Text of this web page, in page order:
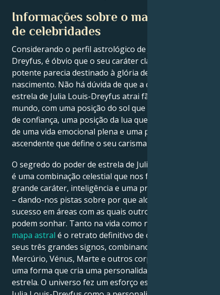
Informações sobre o mapa astral
de celebridades
Considerando o perfil astrológico de Julia Louis-
Dreyfus, é óbvio que o seu caráter claramente
potente parecia destinado à glória desde o
nascimento. Não há dúvida de que a qualidade de
estrela de Julia Louis-Dreyfus atrai fãs de todo o
mundo, com uma posição do sol que é um indicador
de confiança, uma posição da lua que é um indicador
de uma vida emocional plena e uma posição
ascendente que define o seu carisma natural.
O segredo do poder de estrela de Julia Louis-Dreyfus
é uma combinação celestial que nos fala sobre
grande caráter, inteligência e uma presença dinâmica
– dando-nos pistas sobre por que alcançaram o
sucesso em áreas com as quais outros apenas
podem sonhar. Tanto na vida como nos filmes, o seu
mapa astral é o retrato definitivo de cada um dos
seus três grandes signos, combinando-se com
Mercúrio, Vénus, Marte e outros corpos celestes de
uma forma que cria uma personalidade que é uma
estrela. O universo fez um esforço especial para criar